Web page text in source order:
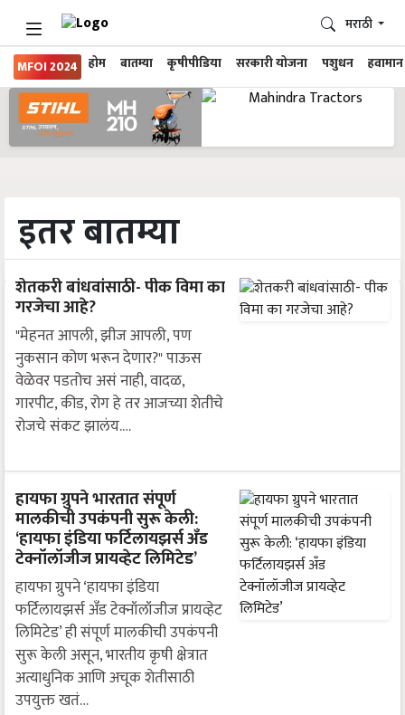
MFOI 2024 होम बातम्या कृषीपीडिया सरकारी योजना पशुधन हवामान
मराठी
इतर बातम्या
शेतकरी बांधवांसाठी- पीक विमा का
गरजेचा आहे?
"मेहनत आपली, झीज आपली, पण
नुकसान कोण भरून देणार?" पाऊस
वेळेवर पडतोच असं नाही, वादळ,
गारपीट, कीड, रोग हे तर आजच्या शेतीचे
रोजचे संकट झालंय.…
हायफा ग्रुपने भारतात संपूर्ण
मालकीची उपकंपनी सुरू केली:
‘हायफा इंडिया फर्टिलायझर्स अँड
टेक्नॉलॉजीज प्रायव्हेट लिमिटेड’
हायफा ग्रुपने ‘हायफा इंडिया
फर्टिलायझर्स अँड टेक्नॉलॉजीज प्रायव्हेट
लिमिटेड’ ही संपूर्ण मालकीची उपकंपनी
सुरू केली असून, भारतीय कृषी क्षेत्रात
अत्याधुनिक आणि अचूक शेतीसाठी
उपयुक्त खतं…